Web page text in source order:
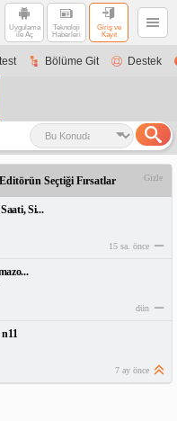
Uygulama
ile Aç
Teknoloji
Haberleri
Giriş ve
Kayıt
Bölüme Git Destek
Editörün Seçtiği Fırsatlar Gizle
Si...
15 sa. önce
dün
7 ay önce